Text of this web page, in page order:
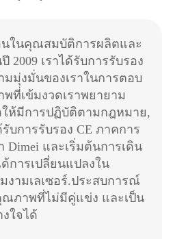
ในคุณสมบัติการผลิตและ
2009 เราได้รับการรับรอง
มมุ่งมั่นของเราในการตอบ
ที่เข้มงวดเราพยายาม
ให้มีการปฏิบัติตามกฎหมาย,
บการรับรอง CE ภาคการ
Dimei และเริ่มต้นการเดิน
การเปลี่ยนแปลงใน
งามเลเซอร์.ประสบการณ์
ภาพที่ไม่มีคู่แข่ง และเป็น
ใจได้